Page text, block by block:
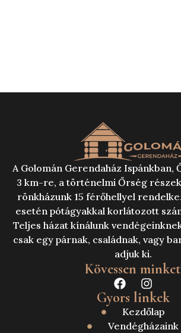
A Golomán Gerendaház
3 km-re, a történelmi Őrség
rönkházunk 15 férőhellyel
esetén pótágyakkal korlátozott
Teljes házat kínálunk
csak egy párnak, családnak, vagy
adjuk ki.
Kövessen minket
Gyors linkek
Kezdőlap
Vendégházaink